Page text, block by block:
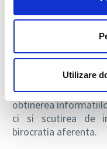
Utilizare
obtine rapid toate
autoritati.
Procesul poate fi
companie care nu a
recrutare, insa
pentru asistenta
obtinerea
ci si scutirea de
birocratia aferenta.